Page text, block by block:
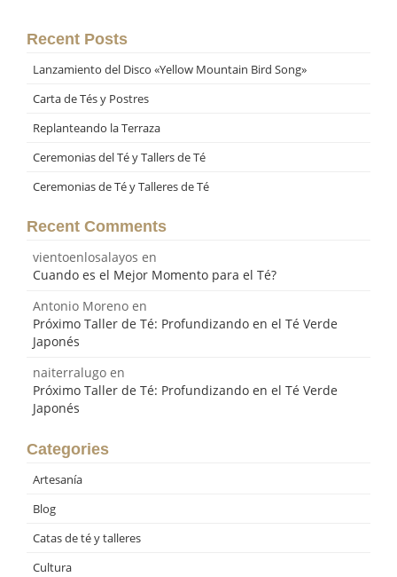
Recent Posts
Lanzamiento del Disco «Yellow Mountain Bird Song»
Carta de Tés y Postres
Replanteando la Terraza
Ceremonias del Té y Tallers de Té
Ceremonias de Té y Talleres de Té
Recent Comments
vientoenlosalayos en
Cuando es el Mejor Momento para el Té?
Antonio Moreno en
Próximo Taller de Té: Profundizando en el Té Verde
Japonés
naiterralugo en
Próximo Taller de Té: Profundizando en el Té Verde
Japonés
Categories
Artesanía
Blog
Catas de té y talleres
Cultura